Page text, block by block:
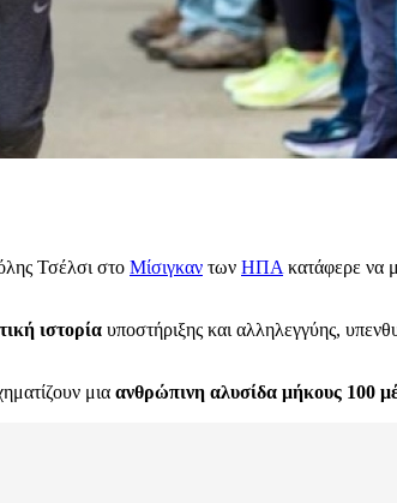
Τσέλσι στο Μίσιγκαν των ΗΠΑ κατάφερε να
ιστορία υποστήριξης και αλληλεγγύης,
μια ανθρώπινη αλυσίδα μήκους 100